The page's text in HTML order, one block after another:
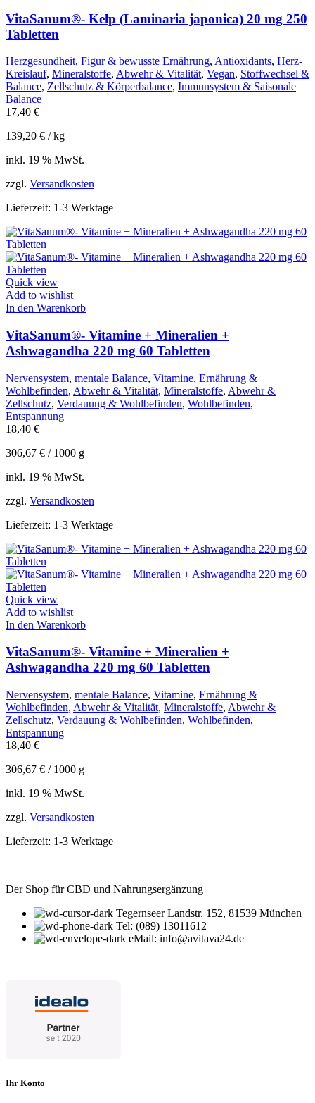
VitaSanum®- Kelp (Laminaria japonica) 20 mg 250
Tabletten
Herzgesundheit, Figur & bewusste Ernährung, Antioxidants, Herz-
Kreislauf, Mineralstoffe, Abwehr & Vitalität, Vegan, Stoffwechsel &
Balance, Zellschutz & Körperbalance, Immunsystem & Saisonale
Balance
17,40 €
139,20 € /kg
inkl. 19 % MwSt.
zzgl. Versandkosten
Lieferzeit: 1-3 Werktage
Quick view
Add to wishlist
In den Warenkorb
VitaSanum®- Vitamine + Mineralien +
Ashwagandha 220 mg 60 Tabletten
Nervensystem, mentale Balance, Vitamine, Ernährung &
Wohlbefinden, Abwehr & Vitalität, Mineralstoffe, Abwehr &
Zellschutz, Verdauung & Wohlbefinden, Wohlbefinden,
Entspannung
18,40 €
306,67 € / 1000 g
inkl. 19 % MwSt.
zzgl. Versandkosten
Lieferzeit: 1-3 Werktage
Quick view
Add to wishlist
In den Warenkorb
VitaSanum®- Vitamine + Mineralien +
Ashwagandha 220 mg 60 Tabletten
Nervensystem, mentale Balance, Vitamine, Ernährung &
Wohlbefinden, Abwehr & Vitalität, Mineralstoffe, Abwehr &
Zellschutz, Verdauung & Wohlbefinden, Wohlbefinden,
Entspannung
18,40 €
306,67 € / 1000 g
inkl. 19 % MwSt.
zzgl. Versandkosten
Lieferzeit: 1-3 Werktage
Der Shop für CBD und Nahrungsergänzung
Tegernseer Landstr. 152, 81539 München
Tel: (089) 13011612
eMail: info@avitava24.de
Ihr Konto